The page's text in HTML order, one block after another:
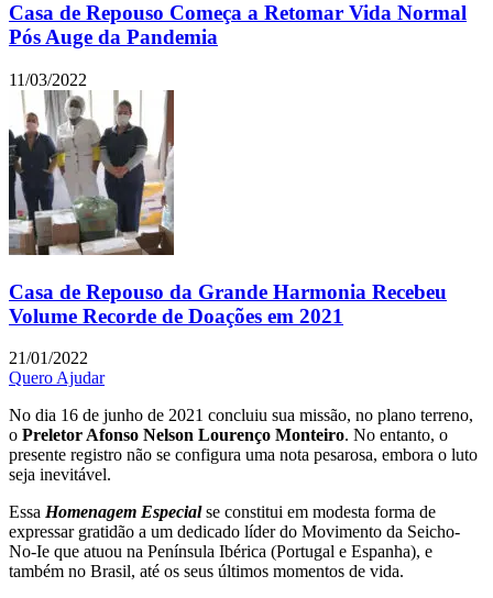
Casa de Repouso Começa a Retomar Vida Normal
Pós Auge da Pandemia
11/03/2022
Casa de Repouso da Grande Harmonia Recebeu
Volume Recorde de Doações em 2021
21/01/2022
Quero Ajudar
No dia 16 de junho de 2021 concluiu sua missão, no plano terreno,
o Preletor Afonso Nelson Lourenço Monteiro. No entanto, o
presente registro não se configura uma nota pesarosa, embora o luto
seja inevitável.
Essa Homenagem Especialse constitui em modesta forma de
expressar gratidão a um dedicado líder do Movimento da Seicho-
No-Ie que atuou na Península Ibérica (Portugal e Espanha), e
também no Brasil, até os seus últimos momentos de vida.